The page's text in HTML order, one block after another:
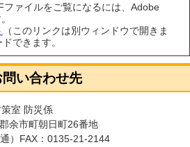
ファイルをご覧になるには、Adobe
（このリンクは別ウィンドウで開きま
できます。
い合わせ先
室 防災係
余市町朝日町26番地
通）FAX：0135-21-2144